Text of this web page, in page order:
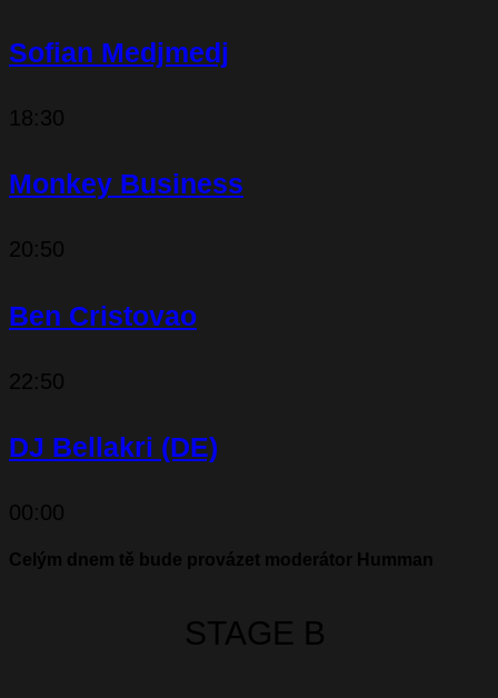
Sofian Medjmedj
18:30
Monkey Business
20:50
Ben Cristovao
22:50
DJ Bellakri (DE)
00:00
Celým dnem tě bude provázet moderátor Humman
STAGE B